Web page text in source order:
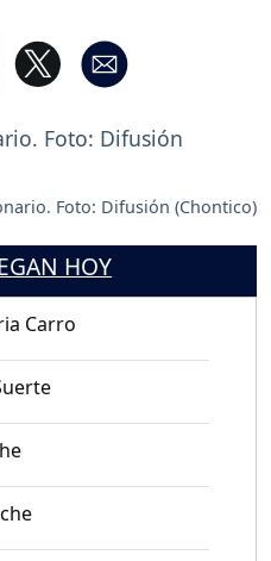
Foto: Difusión (Chontico)
HOY
Carro